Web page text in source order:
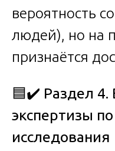
вероятность
людей), но на
признаётся
🟦✔️ Раздел 4.
экспертизы
исследования